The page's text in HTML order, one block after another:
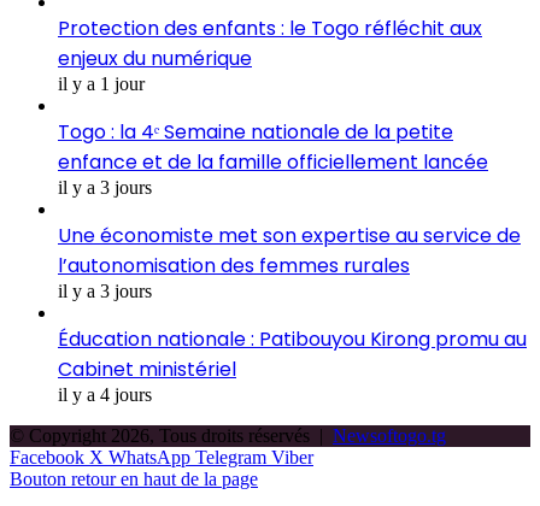
Protection des enfants : le Togo réfléchit aux
enjeux du numérique
il y a 1 jour
Togo : la 4ᵉ Semaine nationale de la petite
enfance et de la famille officiellement lancée
il y a 3 jours
Une économiste met son expertise au service de
l’autonomisation des femmes rurales
il y a 3 jours
Éducation nationale : Patibouyou Kirong promu au
Cabinet ministériel
il y a 4 jours
© Copyright 2026, Tous droits réservés | Newsoftogo.tg
Facebook X WhatsApp Telegram Viber
Bouton retour en haut de la page